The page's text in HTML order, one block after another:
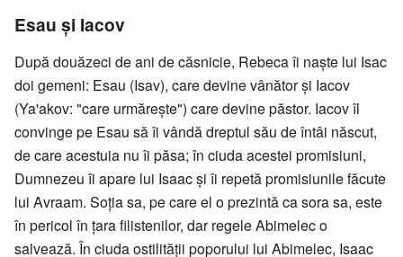
Esau şi Iacov
După douăzeci de ani de căsnicie, Rebeca îi naşte lui Isac
doi gemeni: Esau (Isav), care devine vânător şi Iacov
(Ya'akov: "care urmăreşte") care devine păstor. Iacov îl
convinge pe Esau să îi vândă dreptul său de întâi născut,
de care acestuia nu îi păsa; în ciuda acestei promisiuni,
Dumnezeu îi apare lui Isaac şi îi repetă promisiunile făcute
lui Avraam. Soţia sa, pe care el o prezintă ca sora sa, este
în pericol în ţara filistenilor, dar regele Abimelec o
salvează. În ciuda ostilităţii poporului lui Abimelec, Isaac